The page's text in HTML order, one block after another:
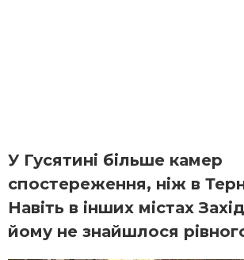
У Гусятині більше камер
спостереження, ніж в
Навіть в інших містах
йому не знайшлося